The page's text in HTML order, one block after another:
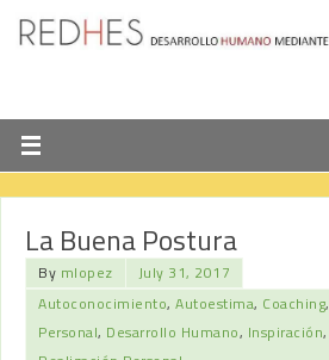
La Buena Postura
By mlopez
July 31, 2017
Autoconocimiento,Autoestima, Coaching,
Personal, Desarrollo Humano, Inspiración,